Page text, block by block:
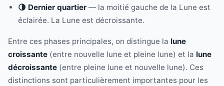
🌗 Dernier quartier — la moitié gauche de la Lune est
éclairée. La Lune est décroissante.
Entre ces phases principales, on distingue la lune
croissante (entre nouvelle lune et pleine lune) et la lune
décroissante (entre pleine lune et nouvelle lune). Ces
distinctions sont particulièrement importantes pour les